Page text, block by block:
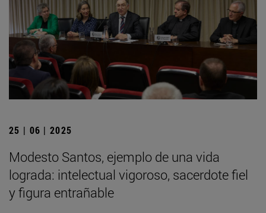
25 | 06 | 2025
Modesto Santos, ejemplo de una vida
lograda: intelectual vigoroso, sacerdote fiel
y figura entrañable